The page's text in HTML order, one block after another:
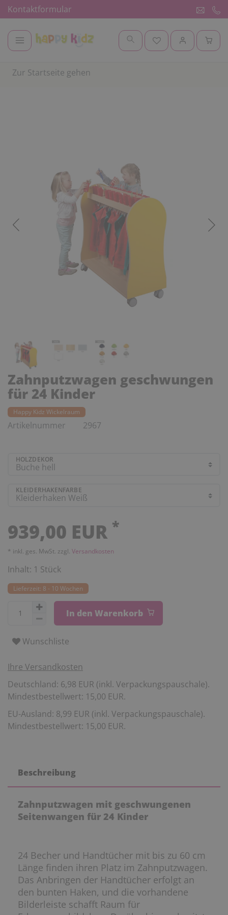
Kontaktformular
Zur Startseite gehen
Zahnputzwagen geschwungen
für 24 Kinder
Happy Kidz Wickelraum
Artikelnummer 2967
HOLZDEKOR
KLEIDERHAKENFARBE
939,00 EUR *
* inkl. ges. MwSt. zzgl. Versandkosten
Inhalt: 1 Stück
Lieferzeit: 8 - 10 Wochen
In den Warenkorb
Wunschliste
Ihre Versandkosten
Deutschland: 6,98 EUR (inkl. Verpackungspauschale).
Mindestbestellwert: 15,00 EUR.
EU-Ausland: 8,99 EUR (inkl. Verpackungspauschale).
Mindestbestellwert: 15,00 EUR.
Beschreibung
Zahnputzwagen mit geschwungenen
Seitenwangen für 24 Kinder
24 Becher und Handtücher mit bis zu 60 cm
Länge finden ihren Platz im Zahnputzwagen.
Das Anbringen der Handtücher erfolgt an
den bunten Haken, und die vorhandene
Bilderleiste schafft Raum für